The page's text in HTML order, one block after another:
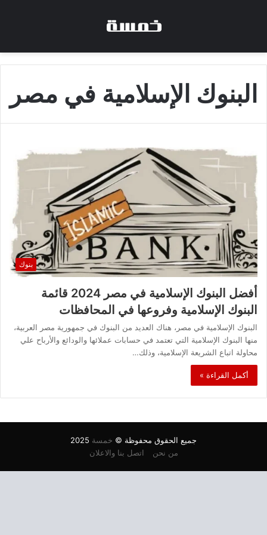
البنوك الإسلامية في مصر
بنوك
أفضل البنوك الإسلامية في مصر 2024 قائمة
البنوك الإسلامية وفروعها في المحافظات
البنوك الإسلامية في مصر، هناك العديد من البنوك في جمهورية مصر العربية،
منها البنوك الإسلامية التي تعتمد في حسابات عملائها والودائع والأرباح علي
محاولة اتباع الشريعة الإسلامية، وذلك…
أكمل القراءة »
جميع الحقوق محفوظة © خمسة
من نحن
اتصل بنا والاعلان